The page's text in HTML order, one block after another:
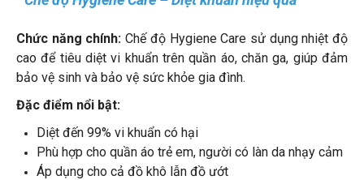
Chức năng chính: Chế độ Hygiene Care sử dụng nhiệt độ
cao để tiêu diệt vi khuẩn trên quần áo, chăn ga, giúp đảm
bảo vệ sinh và bảo vệ sức khỏe gia đình.
Đặc điểm nổi bật:
Diệt đến 99% vi khuẩn có hại
Phù hợp cho quần áo trẻ em, người có làn da nhạy cảm
Áp dụng cho cả đồ khô lẫn đồ ướt